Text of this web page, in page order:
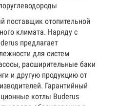
поставщик отопительной
климата. Наряду с
предлагает
для систем
расширительные баки
и другую продукцию от
Гарантийный
котлы Buderus